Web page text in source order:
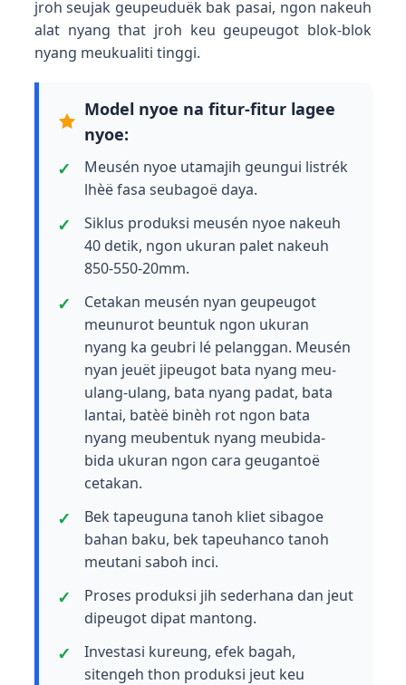
jroh seujak geupeuduëk bak pasai, ngon nakeuh
alat nyang that jroh keu geupeugot blok-blok
nyang meukualiti tinggi.
Model nyoe na fitur-fitur lagee
nyoe:
Meusén nyoe utamajih geungui listrék
lhèë fasa seubagoë daya.
Siklus produksi meusén nyoe nakeuh
40 detik, ngon ukuran palet nakeuh
850-550-20mm.
Cetakan meusén nyan geupeugot
meunurot beuntuk ngon ukuran
nyang ka geubri lé pelanggan. Meusén
nyan jeuët jipeugot bata nyang meu-
ulang-ulang, bata nyang padat, bata
lantai, batèë binèh rot ngon bata
nyang meubentuk nyang meubida-
bida ukuran ngon cara geugantoë
cetakan.
Bek tapeuguna tanoh kliet sibagoe
bahan baku, bek tapeuhanco tanoh
meutani saboh inci.
Proses produksi jih sederhana dan jeut
dipeugot dipat mantong.
Investasi kureung, efek bagah,
sitengeh thon produksi jeut keu